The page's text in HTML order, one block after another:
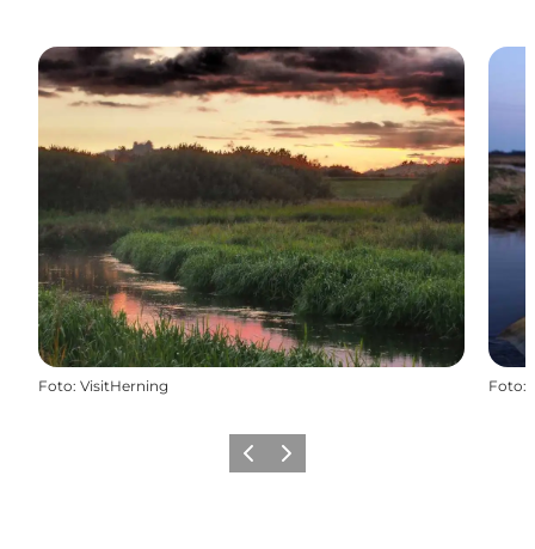
Foto: VisitHerning Foto:
ForrigeNæste